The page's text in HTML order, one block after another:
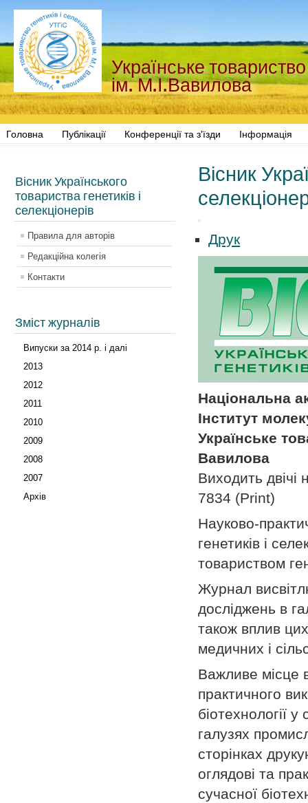
Українське товариство
ім. М.І.Вавилова
Головна Публікації Конференції та з'їзди Інформація
Вісник Українського
товариства генетиків і
селекціонерів
Правила для авторів
Редакційна колегія
Контакти
Зміст журналів
Випуски за 2014 р. і далі
2013
2012
2011
2010
2009
2008
2007
Архів
Вісник
Друк
Національна
Інститут
Українське
Вавилова
Виходить двічі
7834 (Print)
Науково-
генетиків і
товариством
Журнал
досліджень в
також вплив
медичних і
Важливе місце
практичного
біотехнології
галузях
сторінках
оглядові та
сучасної